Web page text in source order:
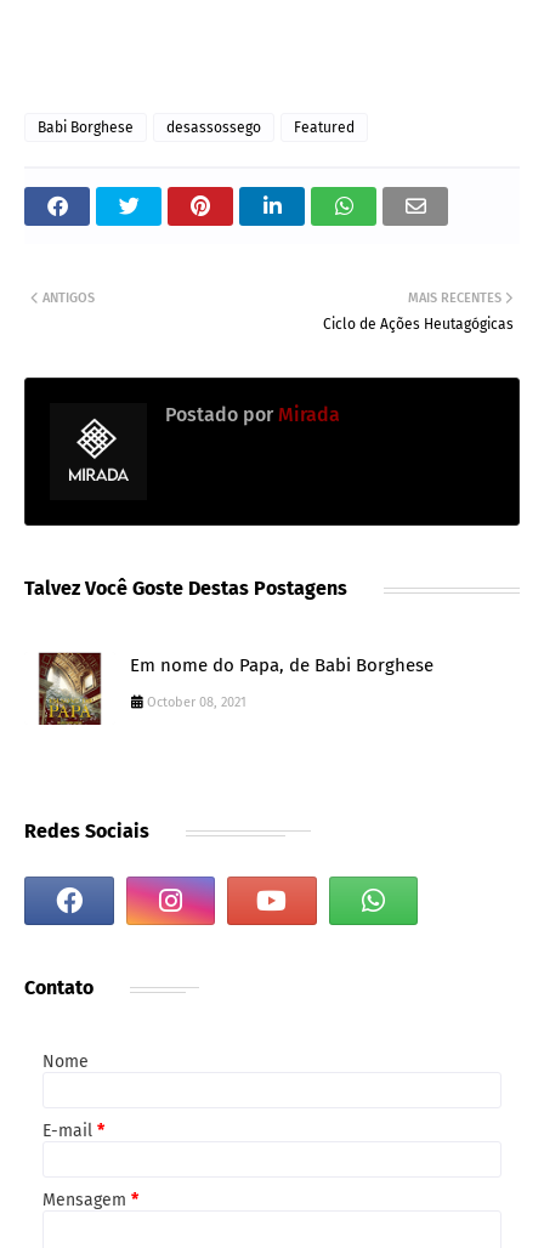
Babi Borghese desassossego Featured
MAIS RECENTES
Ciclo de Ações Heutagógicas
ANTIGOS
Postado por Mirada
Talvez Você Goste Destas Postagens
Em nome do Papa, de Babi Borghese
October 08, 2021
Redes Sociais
Contato
Nome
E-mail *
Mensagem *